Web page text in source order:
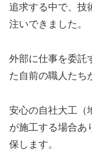
追求する中で、技
注いできました。
外部に仕事を委託
た自前の職人たち
安心の自社大工（
が施工する場合あ
保します。